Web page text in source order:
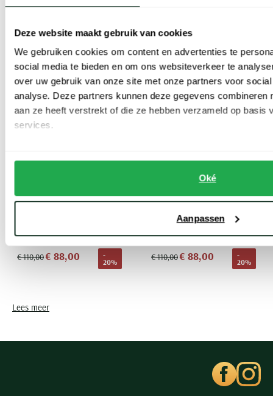
Deze website maakt gebruik van cookies
We gebruiken cookies om content en advertenties te
social media te bieden en om ons websiteverkeer te
over uw gebruik van onze site met onze partners voor
analyse. Deze partners kunnen deze gegevens combineren
aan ze heeft verstrekt of die ze hebben verzameld op basis
services.
Oké
Aanpassen
€ 110,00€ 88,00
-
€ 110,00€ 88,00
-
20%
Toevoegen aan favorieten
Lacoste
polo slim fit lichtroze
€ 110,00€ 88,00
-
20%
Lees meer